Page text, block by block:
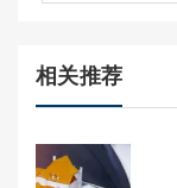
相关推荐